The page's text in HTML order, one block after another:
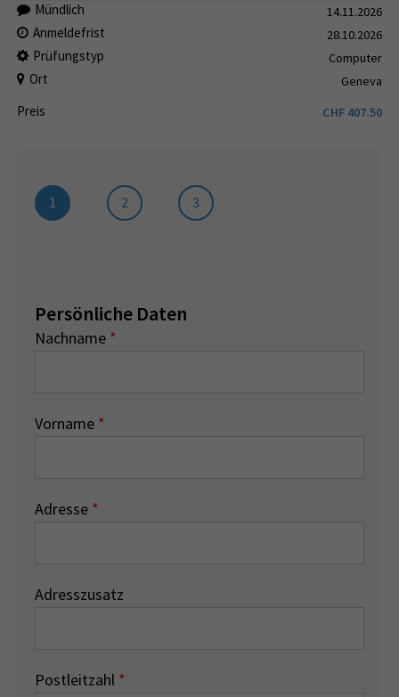
Mündlich 14.11.2026
Anmeldefrist 28.10.2026
Prüfungstyp Computer
Ort Geneva
Preis CHF 407.50
1 2 3
Persönliche Daten
Nachname *
Vorname *
Adresse *
Adresszusatz
Postleitzahl *